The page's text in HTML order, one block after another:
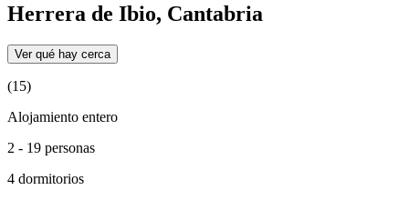
Herrera de Ibio, Cantabria
Ver qué hay cerca
(15)
Alojamiento entero
2 - 19 personas
4 dormitorios